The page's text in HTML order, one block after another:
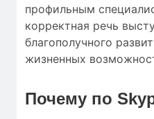
профильным
корректная речь
благополучного
жизненных
Почему по